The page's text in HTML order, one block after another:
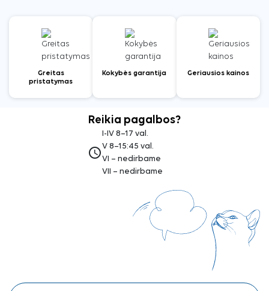
Greitas
pristatymas
Kokybės garantija Geriausios kainos
Reikia pagalbos?
access_time
I-IV 8–17 val.
V 8–15:45 val.
VI – nedirbame
VII – nedirbame